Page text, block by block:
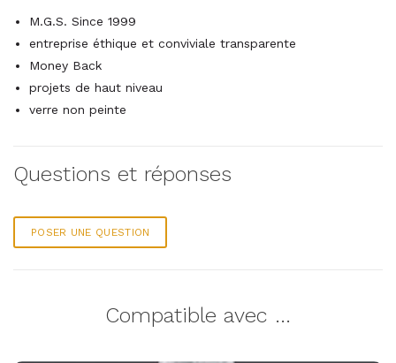
M.G.S. Since 1999
entreprise éthique et conviviale transparente
Money Back
projets de haut niveau
verre non peinte
Questions et réponses
POSER UNE QUESTION
Compatible avec ...